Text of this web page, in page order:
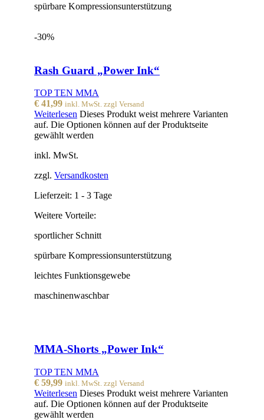
spürbare Kompressionsunterstützung
-30%
Rash Guard „Power Ink“
TOP TEN MMA
€ 41,99 inkl. MwSt. zzgl Versand
Weiterlesen Dieses Produkt weist mehrere Varianten
auf. Die Optionen können auf der Produktseite
gewählt werden
inkl. MwSt.
zzgl. Versandkosten
Lieferzeit: 1 - 3 Tage
Weitere Vorteile:
sportlicher Schnitt
spürbare Kompressionsunterstützung
leichtes Funktionsgewebe
maschinenwaschbar
MMA-Shorts „Power Ink“
TOP TEN MMA
€ 59,99 inkl. MwSt. zzgl Versand
Weiterlesen Dieses Produkt weist mehrere Varianten
auf. Die Optionen können auf der Produktseite
gewählt werden